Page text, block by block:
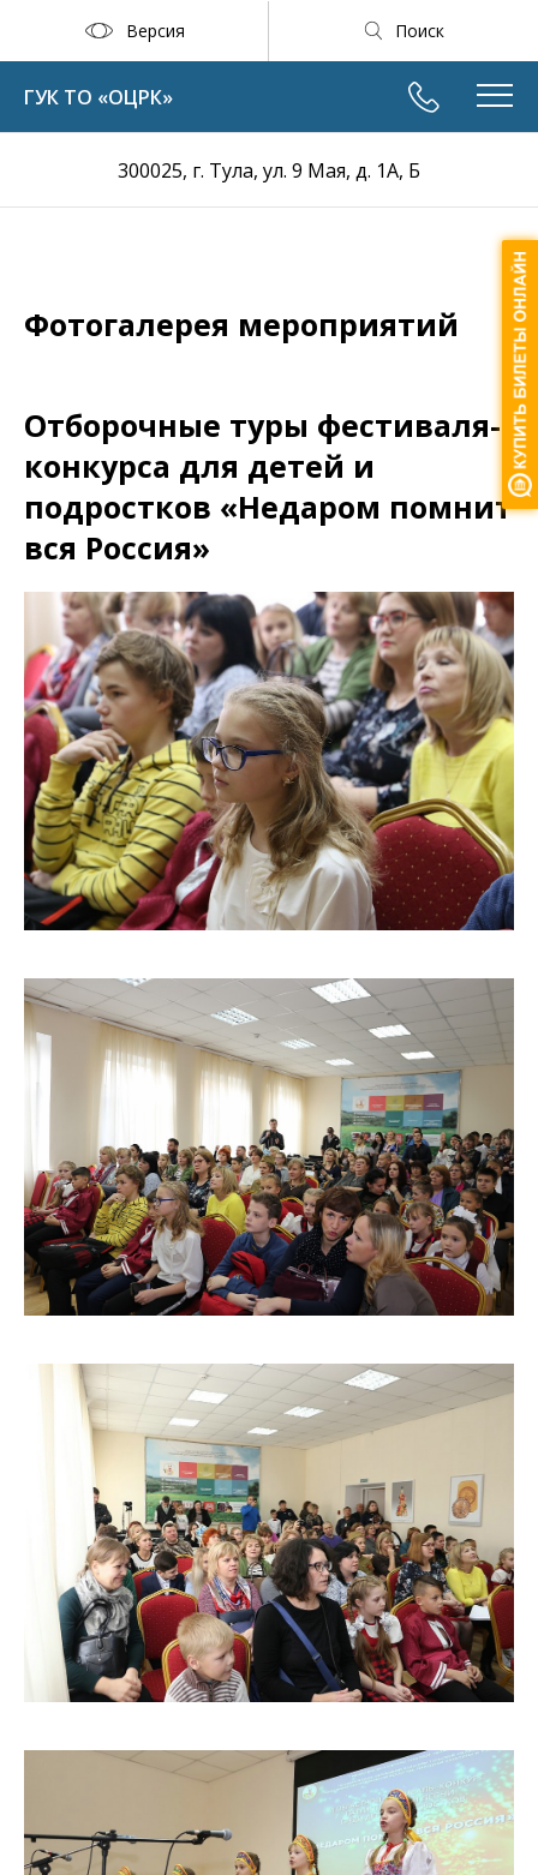
Версия Поиск
300025, г. Тула, ул. 9 Мая, д. 1А, Б
ГУК ТО «ОЦРК»
Фотогалерея мероприятий
Отборочные туры фестиваля-
конкурса для детей и
подростков «Недаром помнит
вся Россия»